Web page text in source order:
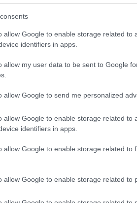
allow Google to enable storage related to
identifiers in apps.
allow my user data to be sent to Google
allow Google to send me personalized
allow Google to enable storage related to
identifiers in apps.
allow Google to enable storage related to
allow Google to enable storage related to
gyülekezet
ezúttal a
való hozzájárulását.)
római katolikus vallású volt, az 1870-es
illetve izraelita személy költözött a
hatvani reformátusok az evangélikus
Egyháznéven 1892-ben. A napjainkban is
során az alábbi házban tartották
házszámot, annyit azonbantudunk, hogy
meg. Feltételezhetjük tehát, hogy a